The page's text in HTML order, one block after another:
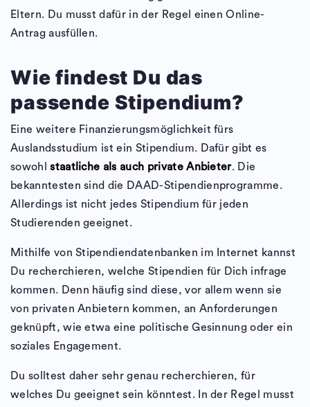
Eltern. Du musst dafür in der Regel einen Online-
Antrag ausfüllen.
Wie findest Du das
passende Stipendium?
Eine weitere Finanzierungsmöglichkeit fürs
Auslandsstudium ist ein Stipendium. Dafür gibt es
sowohlstaatliche als auch private Anbieter. Die
bekanntesten sind die DAAD-Stipendienprogramme.
Allerdings ist nicht jedes Stipendium für jeden
Studierenden geeignet.
Mithilfe von Stipendiendatenbanken im Internet kannst
Du recherchieren, welche Stipendien für Dich infrage
kommen. Denn häufig sind diese, vor allem wenn sie
von privaten Anbietern kommen, an Anforderungen
geknüpft, wie etwa eine politische Gesinnung oder ein
soziales Engagement.
Du solltest daher sehr genau recherchieren, für
welches Du geeignet sein könntest. In der Regel musst